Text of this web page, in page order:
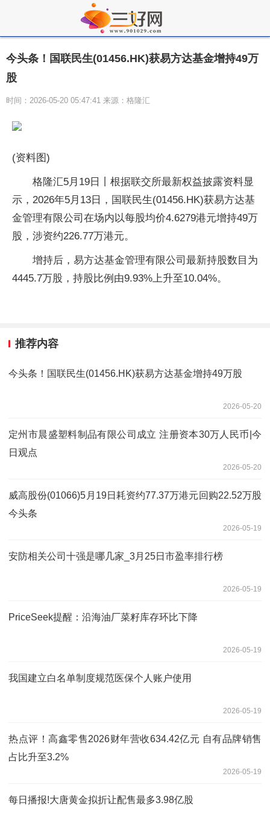
今头条！国联民生(01456.HK)获易方达基金增持49万
股
时间：2026-05-20 05:47:41 来源：格隆汇
(资料图)
格隆汇5月19日丨根据联交所最新权益披露资料显
示，2026年5月13日，国联民生(01456.HK)获易方达基
金管理有限公司在场内以每股均价4.6279港元增持49万
股，涉资约226.77万港元。
增持后，易方达基金管理有限公司最新持股数目为
4445.7万股，持股比例由9.93%上升至10.04%。
推荐内容
今头条！国联民生(01456.HK)获易方达基金增持49万股
2026-05-20
定州市晨盛塑料制品有限公司成立 注册资本30万人民币|今
日观点
2026-05-20
威高股份(01066)5月19日耗资约77.37万港元回购22.52万股
今头条
2026-05-19
安防相关公司十强是哪几家_3月25日市盈率排行榜
2026-05-19
PriceSeek提醒：沿海油厂菜籽库存环比下降
2026-05-19
我国建立白名单制度规范医保个人账户使用
2026-05-19
热点评！高鑫零售2026财年营收634.42亿元 自有品牌销售
占比升至3.2%
2026-05-19
每日播报!大唐黄金拟折让配售最多3.98亿股